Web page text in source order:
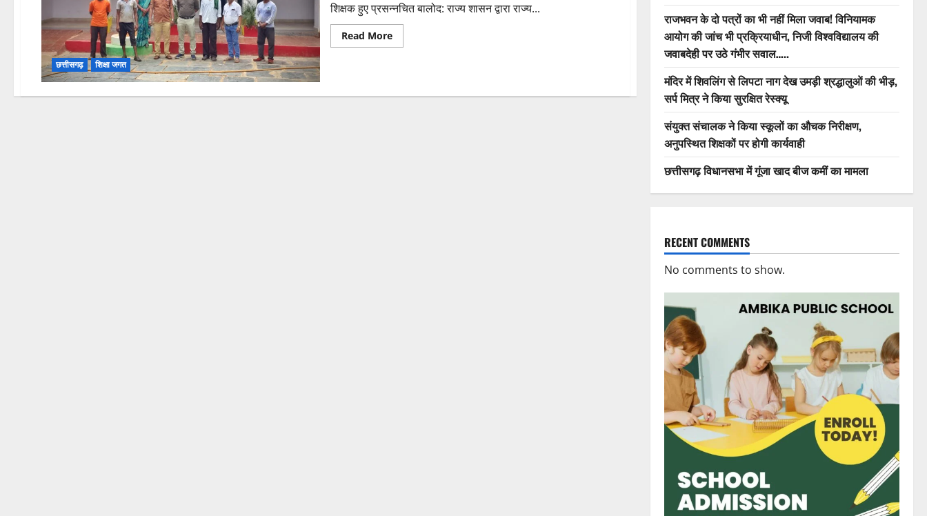
छत्तीसगढ़ शिक्षा जगत
शिक्षक हुए प्रसन्नचित बालोद: राज्य शासन द्वारा राज्य...
Read MoreRead
more
पीएमश्री
राजभवन के दो पत्रों का भी नहीं मिला जवाब! विनियामक
आयोग की जांच भी प्रक्रियाधीन, निजी विश्वविद्यालय की
जवाबदेही पर उठे गंभीर सवाल…..
मंदिर में शिवलिंग से लिपटा नाग देख उमड़ी श्रद्धालुओं की भीड़,
सर्प मित्र ने किया सुरक्षित रेस्क्यू
संयुक्त संचालक ने किया स्कूलों का औचक निरीक्षण,
अनुपस्थित शिक्षकों पर होगी कार्यवाही
छत्तीसगढ़ विधानसभा में गूंजा खाद बीज कमीं का मामला
RECENT COMMENTS
No comments to show.